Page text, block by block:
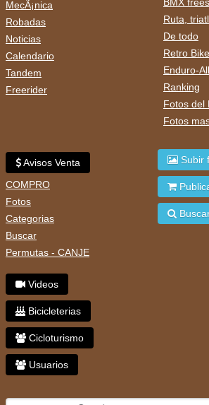
MecÃ¡nica
Robadas
Noticias
Calendario
Tandem
Freerider
Ruta,
De todo
Retro
Enduro-
Ranking
Fotos del
Fotos
Avisos Venta
COMPRO
Fotos
Categorias
Buscar
Permutas - CANJE
Videos
Bicicleterias
Cicloturismo
Usuarios
Subir